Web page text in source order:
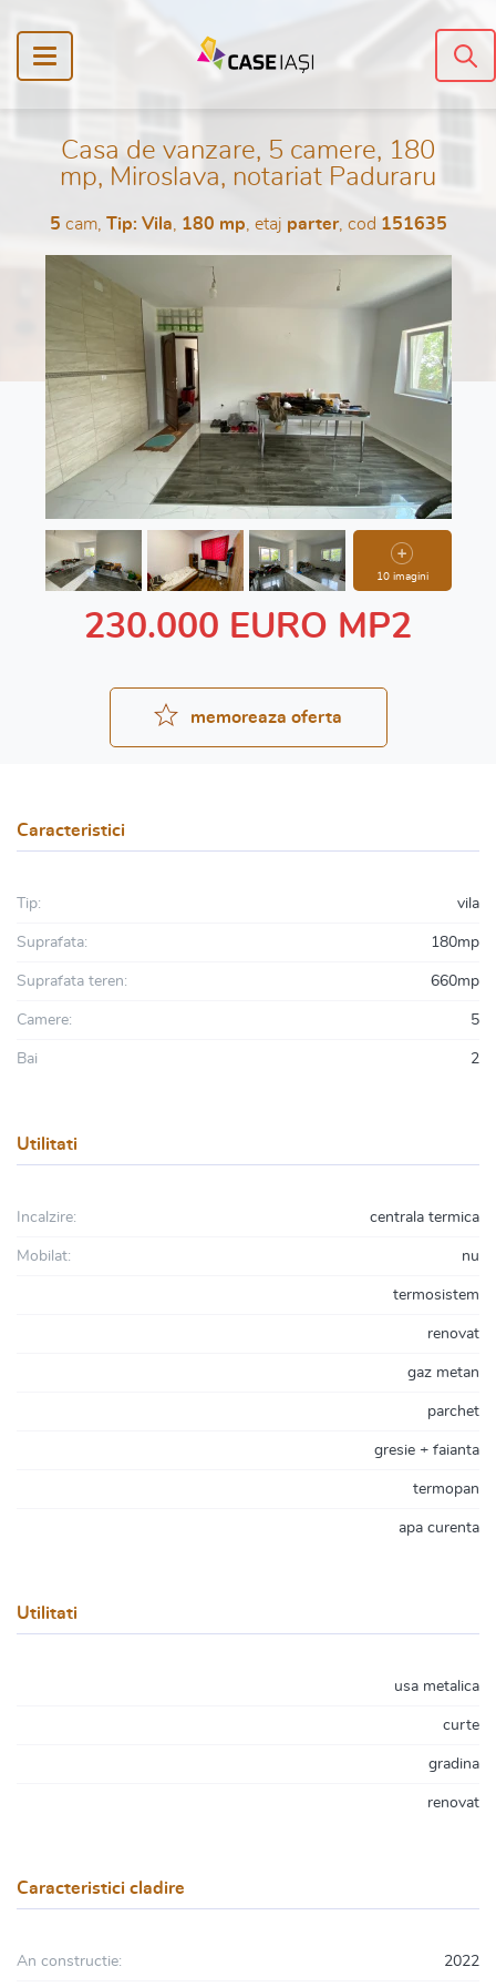
Casa de vanzare, 5 camere, 180
mp, Miroslava, notariat Paduraru
5 cam, Tip: Vila 180 mp , etaj parter, cod 151635
10 imagini
230.000 EURO MP2
memoreaza oferta
Caracteristici
Tip: vila
Suprafata: 180mp
Suprafata teren: 660mp
Camere: 5
Bai 2
Utilitati
Incalzire: centrala termica
Mobilat: nu
termosistem
renovat
gaz metan
parchet
gresie + faianta
termopan
apa curenta
Utilitati
usa metalica
curte
gradina
renovat
Caracteristici cladire
An constructie: 2022